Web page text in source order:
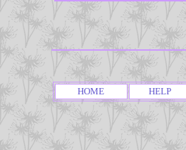
HOME HELP